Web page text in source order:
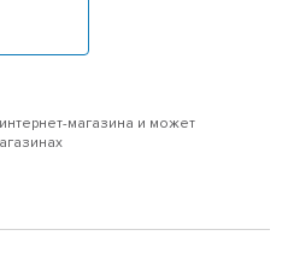
магазина и может